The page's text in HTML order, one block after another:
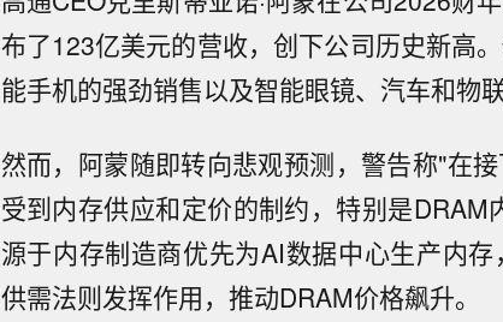
布了123亿美元的营收，创下公司历史新高
能手机的强劲销售以及智能眼镜、汽车和物
然而，阿蒙随即转向悲观预测，警告称"在
受到内存供应和定价的制约，特别是
源于内存制造商优先为AI数据中心生产内存
供需法则发挥作用，推动DRAM价格飙升。